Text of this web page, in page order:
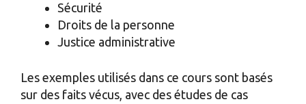
Sécurité
Droits de la personne
Justice administrative
Les exemples utilisés dans ce cours sont basés
sur des faits vécus, avec des études de cas